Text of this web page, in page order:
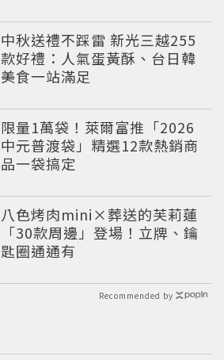
中秋送禮不踩雷 新光三越255
款好禮：人氣蛋黃酥、台日韓
美食一站滿足
限量1萬袋！萊爾富推「2026
中元普渡袋」精選12款熱銷商
品一袋搞定
八色烤肉mini×葬送的芙莉蓮
「30款周邊」登場！立牌、鑰
匙圈通通有
Recommended by